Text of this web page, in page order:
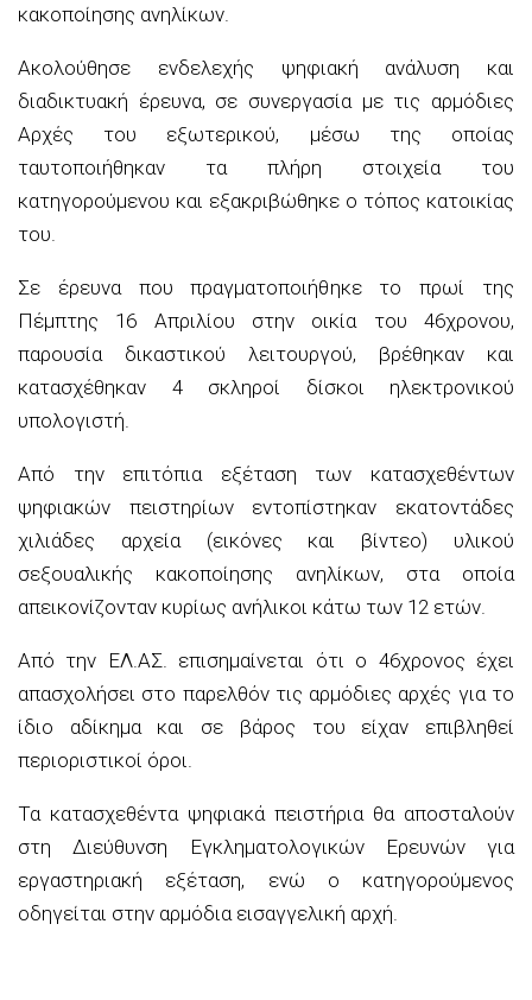
κακοποίησης ανηλίκων.
Ακολούθησε ενδελεχής ψηφιακή ανάλυση και
διαδικτυακή έρευνα, σε συνεργασία με τις αρμόδιες
Αρχές του εξωτερικού, μέσω της οποίας
ταυτοποιήθηκαν τα πλήρη στοιχεία του
κατηγορούμενου και εξακριβώθηκε ο τόπος κατοικίας
του.
Σε έρευνα που πραγματοποιήθηκε το πρωί της
Πέμπτης 16 Απριλίου στην οικία του 46χρονου,
παρουσία δικαστικού λειτουργού, βρέθηκαν και
κατασχέθηκαν 4 σκληροί δίσκοι ηλεκτρονικού
υπολογιστή.
Από την επιτόπια εξέταση των κατασχεθέντων
ψηφιακών πειστηρίων εντοπίστηκαν εκατοντάδες
χιλιάδες αρχεία (εικόνες και βίντεο) υλικού
σεξουαλικής κακοποίησης ανηλίκων, στα οποία
απεικονίζονταν κυρίως ανήλικοι κάτω των 12 ετών.
Από την ΕΛ.ΑΣ. επισημαίνεται ότι ο 46χρονος έχει
απασχολήσει στο παρελθόν τις αρμόδιες αρχές για το
ίδιο αδίκημα και σε βάρος του είχαν επιβληθεί
περιοριστικοί όροι.
Τα κατασχεθέντα ψηφιακά πειστήρια θα αποσταλούν
στη Διεύθυνση Εγκληματολογικών Ερευνών για
εργαστηριακή εξέταση, ενώ ο κατηγορούμενος
οδηγείται στην αρμόδια εισαγγελική αρχή.